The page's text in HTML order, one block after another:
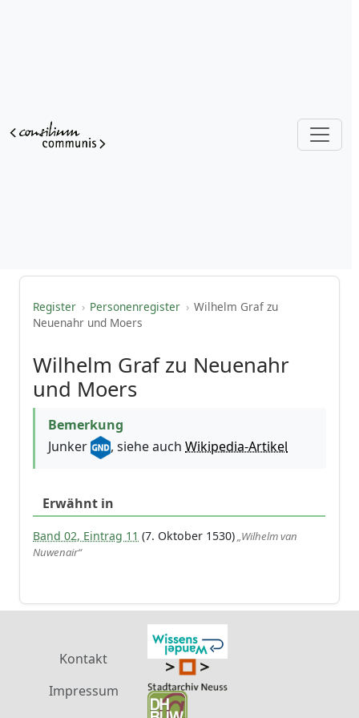
Register › Personenregister › Wilhelm Graf zu
Neuenahr und Moers
Wilhelm Graf zu Neuenahr
und Moers
Bemerkung
Junker
, siehe auchWikipedia-Artikel
Erwähnt in
Band 02, Eintrag 11 (7. Oktober 1530)„Wilhelm van
Nuwenair“
Kontakt
Impressum